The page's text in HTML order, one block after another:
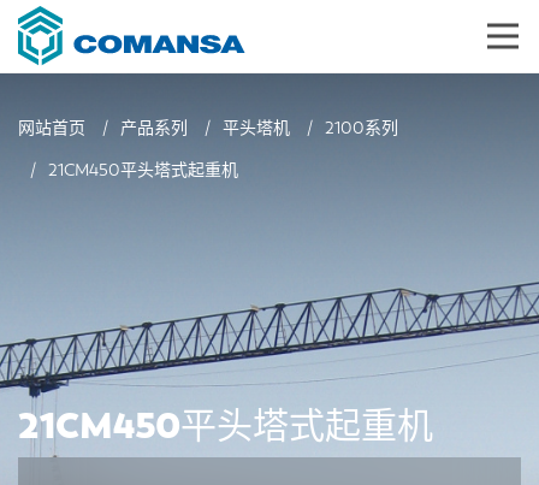
网站首页 产品系列 平头塔机 2100系列
21CM450平头塔式起重机
21CM450平头塔式起重机